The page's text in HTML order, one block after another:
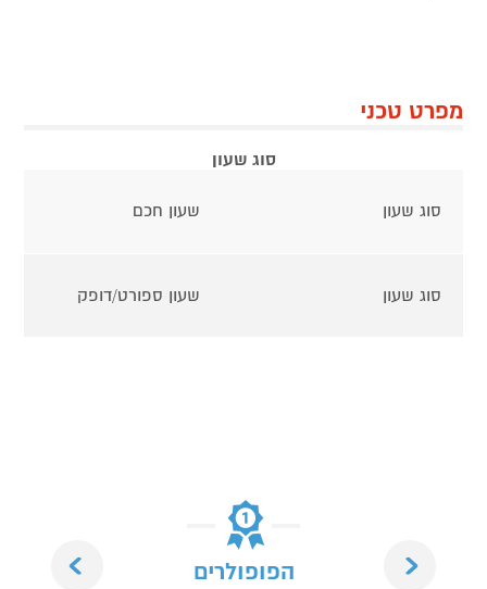
מפרט טכני
סוג שעון
סוג שעון שעון חכם
סוג שעון שעון ספורט/דופק
הפופולרים